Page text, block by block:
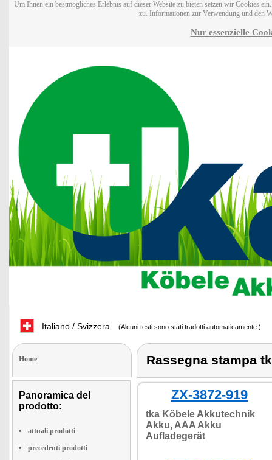
Um Ihnen ein bestmögliches Erlebnis auf dieser Website zu bieten setzen wir Cookies
zu. Informationen zur Verwendung und den
Nur essenzielle
Italiano / Svizzera (Alcuni testi sono stati tradotti automaticamente.)
Home
Panoramica del
prodotto:
attuali prodotti
precedenti prodotti
Rassegna stampa
ZX-3872-919
tka Köbele Akkutechnik
Akku, AAA Akku
Aufladegerät